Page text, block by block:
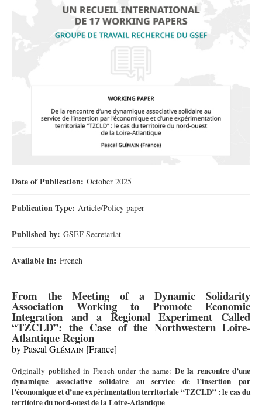
Date of Publication: October 2025
Publication Type: Article/Policy paper
Published by: GSEF Secretariat
Available in: French
From the Meeting of a Dynamic Solidarity
Association Working to Promote Economic
Integration and a Regional Experiment Called
“TZCLD”: the Case of the Northwestern Loire-
Atlantique Region
by Pascal Glémain [France]
Originally published in French under the name: De la rencontre d’une
dynamique associative solidaire au service de l’insertion par
l’économique et d’une expérimentation territoriale “TZCLD” : le cas du
territoire du nord-ouest de la Loire-Atlantique